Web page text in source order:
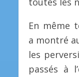
En même
a montré
les
passés à